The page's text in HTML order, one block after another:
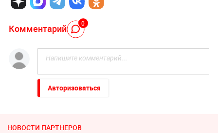
Комментарий 0
Авторизоваться
НОВОСТИ ПАРТНЕРОВ